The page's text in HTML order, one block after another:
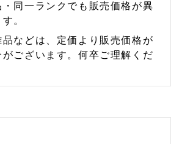
同一ランクでも販売価格が異
。
品などは、定価より販売価格が
ございます。何卒ご理解くだ